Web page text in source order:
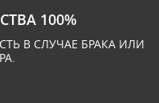
100%
В СЛУЧАЕ БРАКА ИЛИ